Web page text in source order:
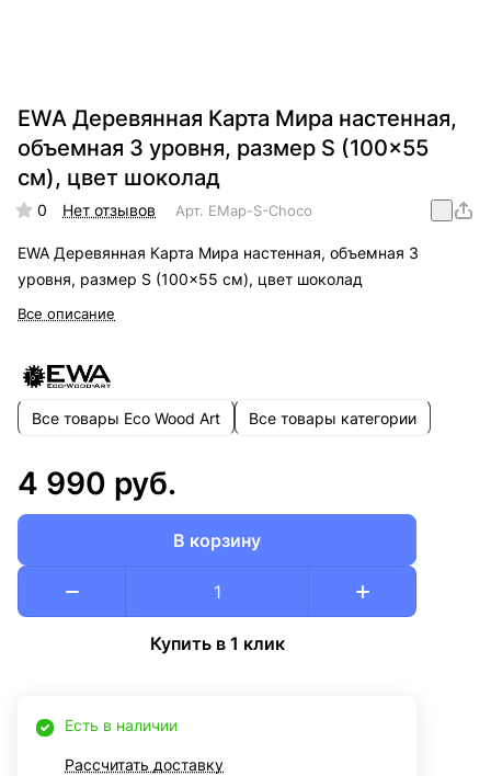
EWA Деревянная Карта Мира настенная,
объемная 3 уровня, размер S (100x55
см), цвет шоколад
0 Нет отзывов Арт. EMap-S-Choco
EWA Деревянная Карта Мира настенная, объемная 3
уровня, размер S (100x55 см), цвет шоколад
Все описание
Все товары Eco Wood Art Все товары категории
4 990 руб.
В корзину
Купить в 1 клик
Есть в наличии
Рассчитать доставку